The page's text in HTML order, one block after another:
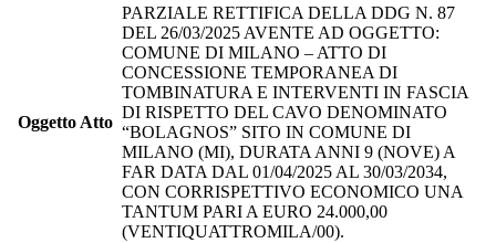
Oggetto Atto
PARZIALE RETTIFICA DELLA DDG N. 87
DEL 26/03/2025 AVENTE AD OGGETTO:
COMUNE DI MILANO – ATTO DI
CONCESSIONE TEMPORANEA DI
TOMBINATURA E INTERVENTI IN FASCIA
DI RISPETTO DEL CAVO DENOMINATO
“BOLAGNOS” SITO IN COMUNE DI
MILANO (MI), DURATA ANNI 9 (NOVE) A
FAR DATA DAL 01/04/2025 AL 30/03/2034,
CON CORRISPETTIVO ECONOMICO UNA
TANTUM PARI A EURO 24.000,00
(VENTIQUATTROMILA/00).